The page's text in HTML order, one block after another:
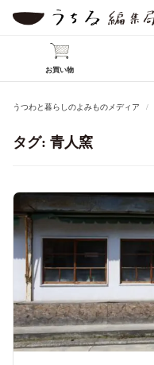
お買い物
うつわと暮らしのよみものメディア
タグ: 青人窯